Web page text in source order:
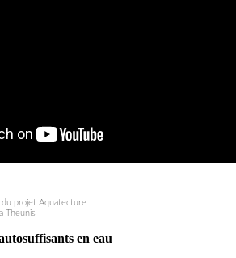
projet Aquatecture
Theunis
en eau